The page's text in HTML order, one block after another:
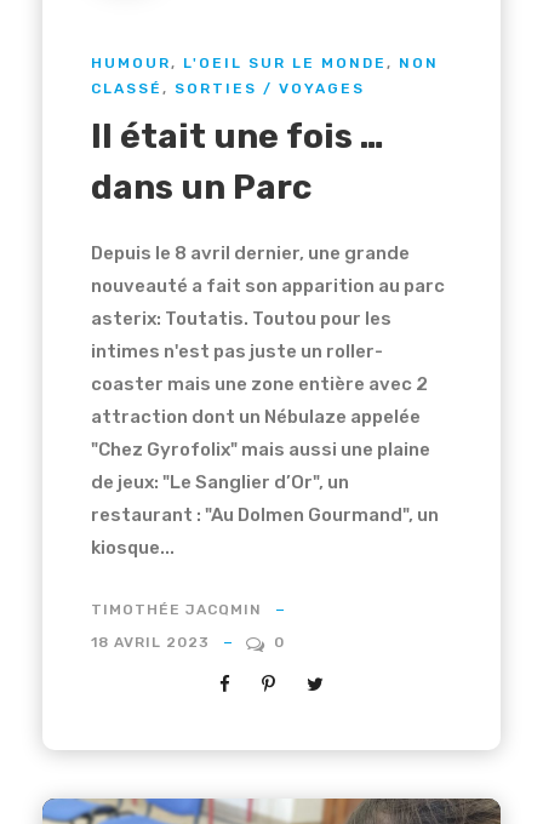
HUMOUR, L'OEIL SUR LE MONDE , NON
CLASSÉ , SORTIES / VOYAGES
Il était une fois …
dans un Parc
Depuis le 8 avril dernier, une grande
nouveauté a fait son apparition au parc
asterix: Toutatis. Toutou pour les
intimes n'est pas juste un roller-
coaster mais une zone entière avec 2
attraction dont un Nébulaze appelée
"Chez Gyrofolix" mais aussi une plaine
de jeux: "Le Sanglier d’Or", un
restaurant : "Au Dolmen Gourmand", un
kiosque...
TIMOTHÉE JACQMIN
18 AVRIL 2023
0